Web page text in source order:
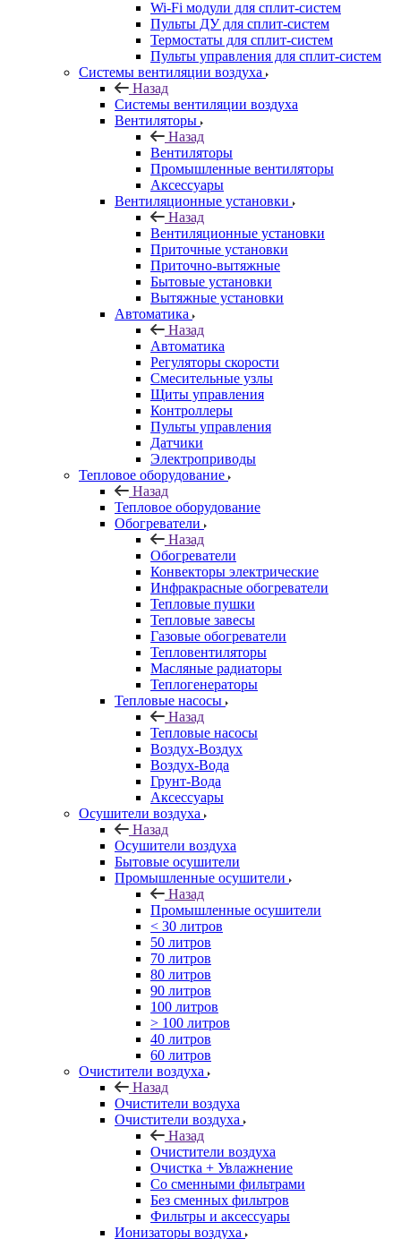
Wi-Fi модули для сплит-систем
Пульты ДУ для сплит-систем
Термостаты для сплит-систем
Пульты управления для сплит-систем
Системы вентиляции воздуха
Назад
Системы вентиляции воздуха
Вентиляторы
Назад
Вентиляторы
Промышленные вентиляторы
Аксессуары
Вентиляционные установки
Назад
Вентиляционные установки
Приточные установки
Приточно-вытяжные
Бытовые установки
Вытяжные установки
Автоматика
Назад
Автоматика
Регуляторы скорости
Смесительные узлы
Щиты управления
Контроллеры
Пульты управления
Датчики
Электроприводы
Тепловое оборудование
Назад
Тепловое оборудование
Обогреватели
Назад
Обогреватели
Конвекторы электрические
Инфракрасные обогреватели
Тепловые пушки
Тепловые завесы
Газовые обогреватели
Тепловентиляторы
Масляные радиаторы
Теплогенераторы
Тепловые насосы
Назад
Тепловые насосы
Воздух-Воздух
Воздух-Вода
Грунт-Вода
Аксессуары
Осушители воздуха
Назад
Осушители воздуха
Бытовые осушители
Промышленные осушители
Назад
Промышленные осушители
< 30 литров
50 литров
70 литров
80 литров
90 литров
100 литров
> 100 литров
40 литров
60 литров
Очистители воздуха
Назад
Очистители воздуха
Очистители воздуха
Назад
Очистители воздуха
Очистка + Увлажнение
Cо сменными фильтрами
Без сменных фильтров
Фильтры и аксессуары
Ионизаторы воздуха